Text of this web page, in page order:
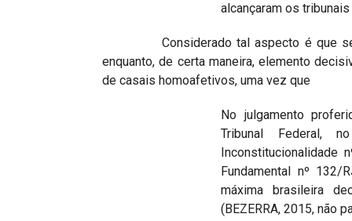
alcançaram os
Considerado tal aspecto é que se
enquanto, de certa maneira, elemento
de casais homoafetivos, uma vez que
No julgamento
Tribunal Federal,
Inconstitucionalidade
Fundamental nº
máxima brasileira
(BEZERRA, 2015, não